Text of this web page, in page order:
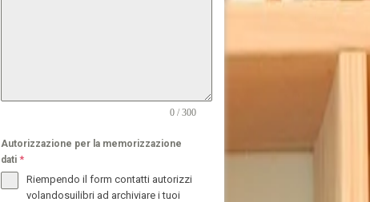
0 / 300
Autorizzazione per la memorizzazione
dati *
Riempendo il form contatti autorizzi
volandosuilibri ad archiviare i tuoi